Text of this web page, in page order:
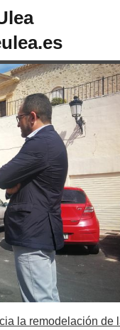
la remodelación de